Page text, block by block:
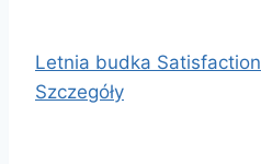
Letnia budka Satisfaction
Szczegóły